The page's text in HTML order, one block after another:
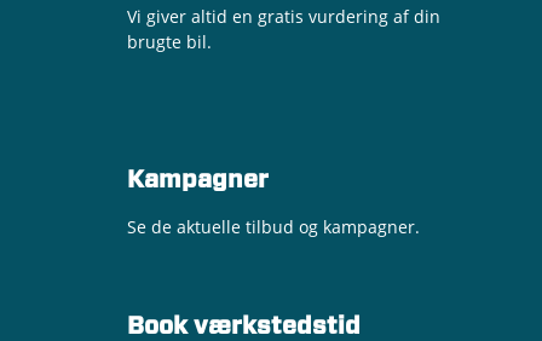
Vi giver altid en gratis vurdering af din
brugte bil.
Kampagner
Se de aktuelle tilbud og kampagner.
Book værkstedstid